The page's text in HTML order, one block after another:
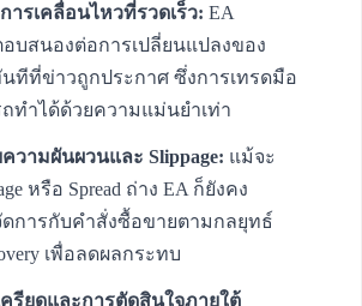
ารเคลื่อนไหวที่รวดเร็ว: EA
บสนองต่อการเปลี่ยนแปลงของ
ทีที่ข่าวถูกประกาศ ซึ่งการเทรดมือ
ทำได้ด้วยความแม่นยำเท่า
วามผันผวนและ Slippage: แม้จะ
หรือ Spread ถ่าง EA ก็ยังคง
การกับคำสั่งซื้อขายตามกลยุทธ์
เพื่อลดผลกระทบ
รียดและการตัดสินใจภายใต้